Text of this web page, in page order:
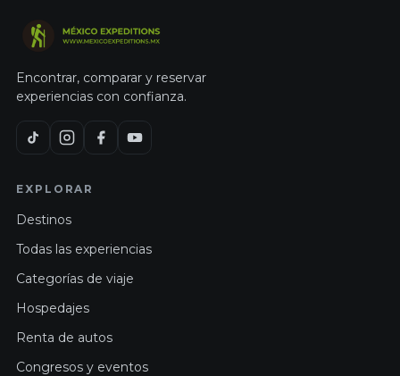
Encontrar, comparar y reservar
experiencias con confianza.
EXPLORAR
Destinos
Todas las experiencias
Categorías de viaje
Hospedajes
Renta de autos
Congresos y eventos